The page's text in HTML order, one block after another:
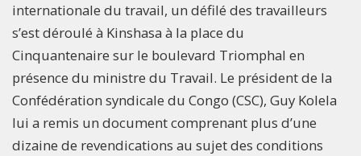
internationale du travail, un défilé des travailleurs
s’est déroulé à Kinshasa à la place du
Cinquantenaire sur le boulevard Triomphal en
présence du ministre du Travail. Le président de la
Confédération syndicale du Congo (CSC), Guy Kolela
lui a remis un document comprenant plus d’une
dizaine de revendications au sujet des conditions